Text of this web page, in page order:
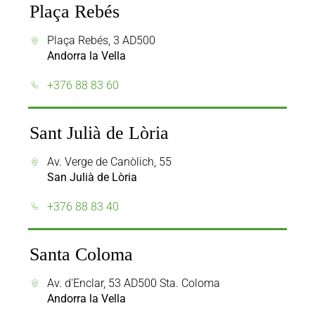
Plaça Rebés
Plaça Rebés, 3 AD500
Andorra la Vella
+376 88 83 60
Sant Julià de Lòria
Av. Verge de Canòlich, 55
San Julià de Lòria
+376 88 83 40
Santa Coloma
Av. d'Enclar, 53 AD500 Sta. Coloma
Andorra la Vella